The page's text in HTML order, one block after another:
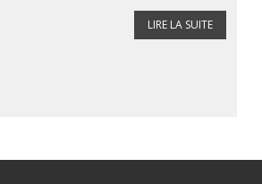
LIRE LA SUITE